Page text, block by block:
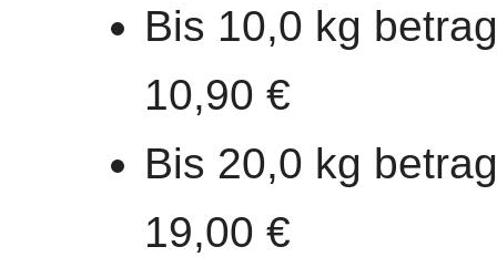
Bis 10,0 kg
10,90 €
Bis 20,0 kg
19,00 €